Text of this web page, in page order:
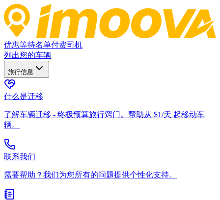
优惠等待名单付费司机
列出您的车辆
旅行信息
什么是迁移
了解车辆迁移 - 终极预算旅行窍门。帮助从 $1/天 起移动车
辆。
联系我们
需要帮助？我们为您所有的问题提供个性化支持。